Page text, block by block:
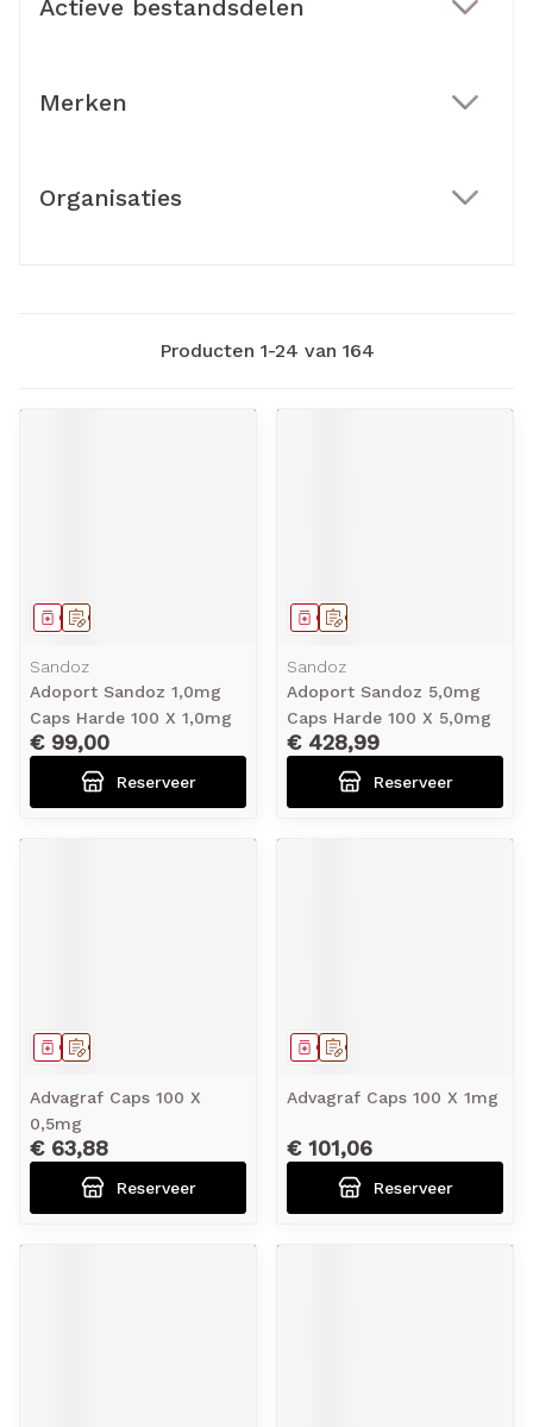
Actieve bestandsdelen
Merken
Organisaties
Producten 1-24 van 164
Op voorschrift
Geneesmiddel
Sandoz
Adoport Sandoz 1,0mg
Caps Harde 100 X 1,0mg
€ 99,00
Reserveer
Op voorschrift
Geneesmiddel
Sandoz
Adoport Sandoz 5,0mg
Caps Harde 100 X 5,0mg
€ 428,99
Reserveer
Op voorschrift
Geneesmiddel
Advagraf Caps 100 X
0,5mg
€ 63,88
Reserveer
Op voorschrift
Geneesmiddel
Advagraf Caps 100 X 1mg
€ 101,06
Reserveer